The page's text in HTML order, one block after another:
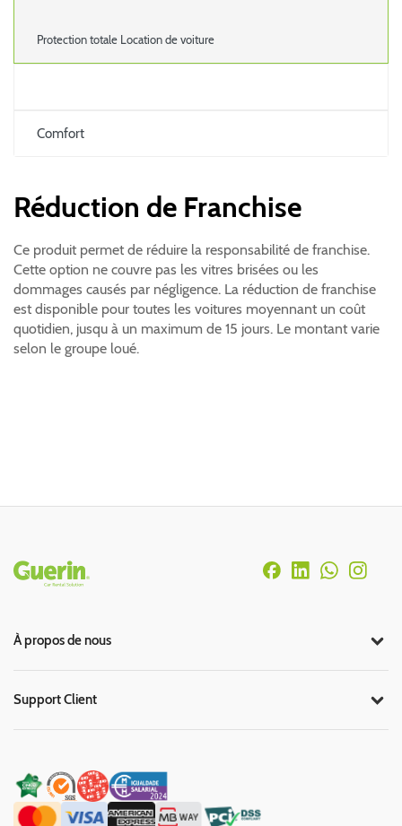
Protection totale Location de voiture
Comfort
Réduction de Franchise
Ce produit permet de réduire la responsabilité de franchise.
Cette option ne couvre pas les vitres brisées ou les
dommages causés par négligence. La réduction de franchise
est disponible pour toutes les voitures moyennant un coût
quotidien, jusqu à un maximum de 15 jours. Le montant varie
selon le groupe loué.
Rodapé
À propos de nous
Support Client